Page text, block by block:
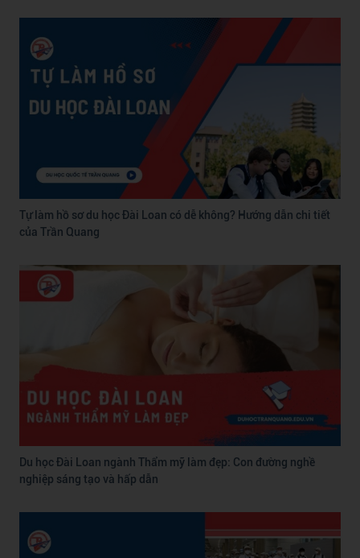
Tự làm hồ sơ du học Đài Loan có dễ không? Hướng dẫn chi tiết
của Trần Quang
Du học Đài Loan ngành Thẩm mỹ làm đẹp: Con đường nghề
nghiệp sáng tạo và hấp dẫn